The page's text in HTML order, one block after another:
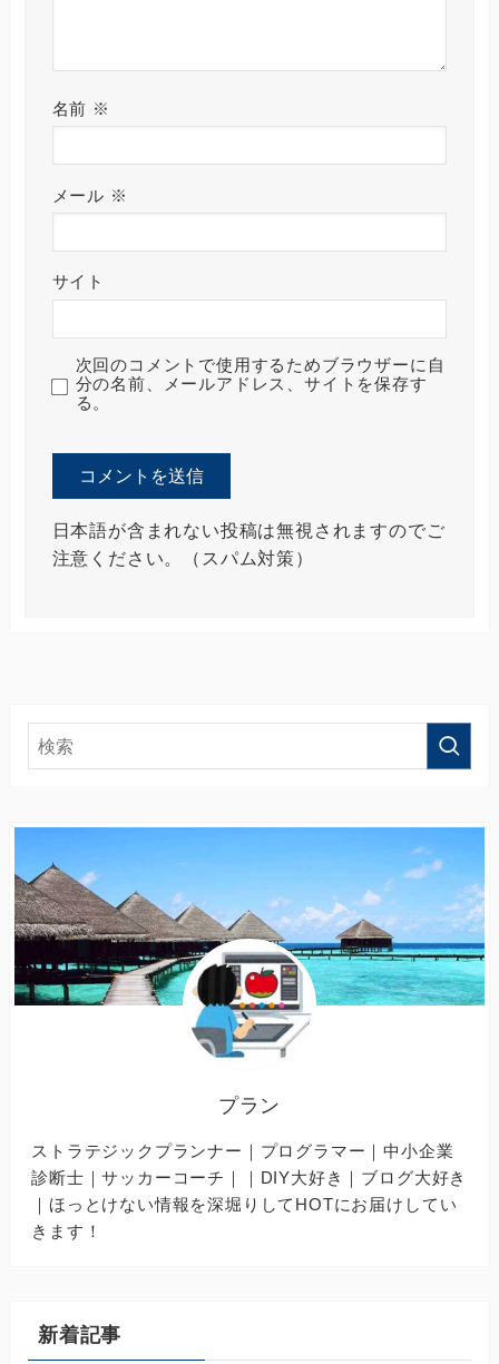
名前 ※
メール ※
サイト
次回のコメントで使用するためブラウザーに自
分の名前、メールアドレス、サイトを保存す
る。
日本語が含まれない投稿は無視されますのでご
注意ください。（スパム対策）
プラン
ストラテジックプランナー｜プログラマー｜中小企業
診断士｜サッカーコーチ｜｜DIY大好き｜ブログ大好き
｜ほっとけない情報を深堀りしてHOTにお届けしてい
きます！
新着記事